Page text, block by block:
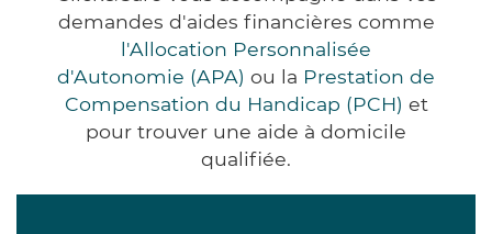
demandes d'aides financières comme
l'Allocation Personnalisée
d'Autonomie (APA) ou la Prestation de
Compensation du Handicap (PCH) et
pour trouver une aide à domicile
qualifiée.